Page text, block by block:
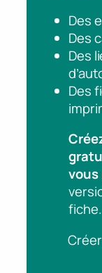
Des
Des
Des
Des
vous
fiche.